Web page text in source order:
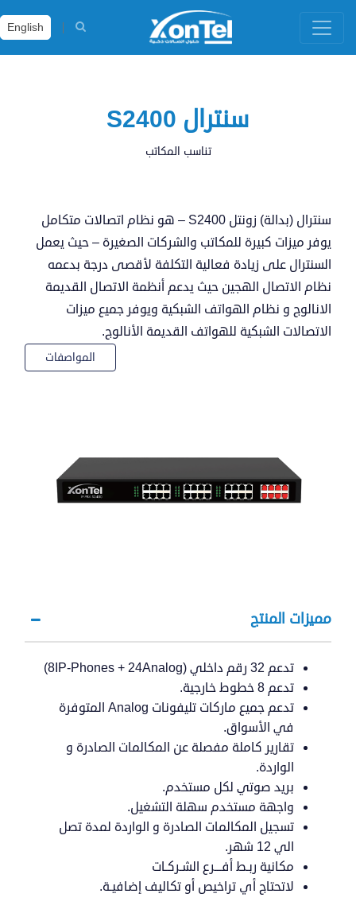
English
سنترال S2400
تناسب المكاتب
سنترال (بدالة) زونتل S2400 – هو نظام اتصالات متكامل
يوفر ميزات كبيرة للمكاتب والشركات الصغيرة – حيث يعمل
السنترال على زيادة فعالية التكلفة لأقصى درجة بدعمه
نظام الاتصال الهجين حيث يدعم أنظمة الاتصال القديمة
الانالوج و نظام الهواتف الشبكية ويوفر جميع ميزات
الاتصالات الشبكية للهواتف القديمة الأنالوج.
المواصفات
مميزات المنتج
تدعم 32 رقم داخلي (8IP-Phones + 24Analog)
تدعم 8 خطوط خارجية.
تدعم جميع ماركات تليفونات Analog المتوفرة
في الأسواق.
تقارير كاملة مفصلة عن المكالمات الصادرة و
الواردة.
بريد صوتي لكل مستخدم.
واجهة مستخدم سهلة التشغيل.
تسجيل المكالمات الصادرة و الواردة لمدة تصل
الي 12 شهر.
مكانية ربـط أفـــرع الشـركـات
لاتحتاج أي تراخيص أو تكاليف إضافيـة.